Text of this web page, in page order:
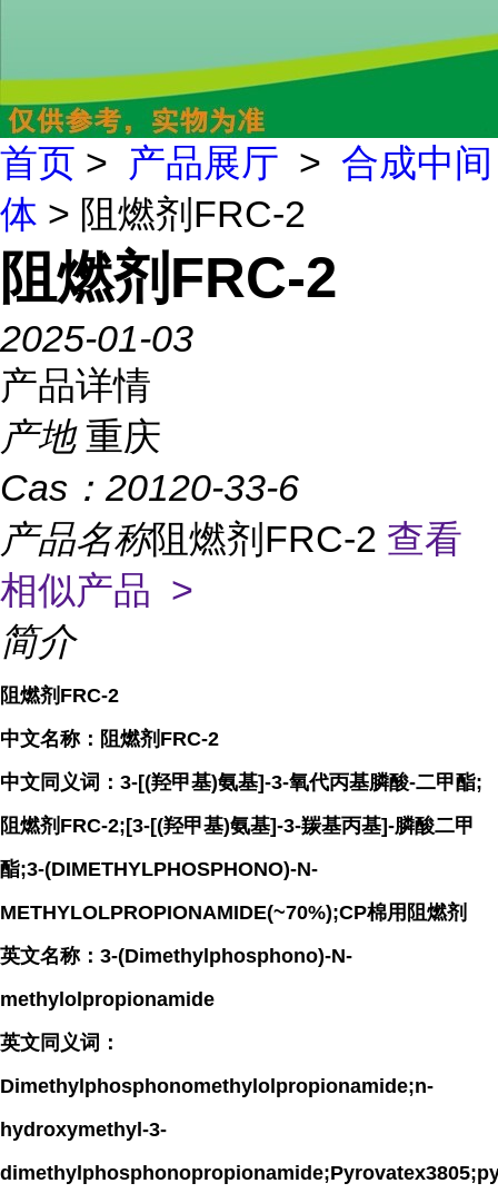
首页 > 产品展厅 > 合成中间
体 > 阻燃剂FRC-2
阻燃剂FRC-2
2025-01-03
产品详情
产地 重庆
Cas： 20120-33-6
产品名称阻燃剂FRC-2 查看
相似产品 >
简介
阻燃剂FRC-2
中文名称：阻燃剂FRC-2
中文同义词：3-[(羟甲基)氨基]-3-氧代丙基膦酸-二甲酯;
阻燃剂FRC-2;[3-[(羟甲基)氨基]-3-羰基丙基]-膦酸二甲
酯;3-(DIMETHYLPHOSPHONO)-N-
METHYLOLPROPIONAMIDE(~70%);CP棉用阻燃剂
英文名称：3-(Dimethylphosphono)-N-
methylolpropionamide
英文同义词：
Dimethylphosphonomethylolpropionamide;n-
hydroxymethyl-3-